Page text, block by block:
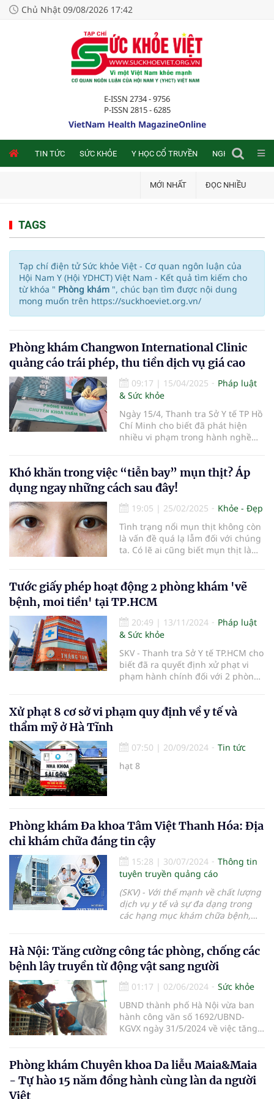
Chủ Nhật 09/08/2026 17:42
E-ISSN 2734 - 9756
P-ISSN 2815 - 6285
VietNam Health MagazineOnline
TIN TỨC SỨC KHỎE Y HỌC CỔ TRUYỀN NGHIÊN CỨU
MỚI NHẤT ĐỌC NHIỀU
TAGS
Tạp chí điện tử Sức khỏe Việt - Cơ quan ngôn luận của
Hội Nam Y (Hội YDHCT) Việt Nam - Kết quả tìm kiếm cho
từ khóa " Phòng khám ", chúc bạn tìm được nội dung
mong muốn trên https://suckhoeviet.org.vn/
Phòng khám Changwon International Clinic
quảng cáo trái phép, thu tiền dịch vụ giá cao
09:17 | 15/04/2025
Pháp luật
& Sức khỏe
Ngày 15/4, Thanh tra Sở Y tế TP Hồ
Chí Minh cho biết đã phát hiện
nhiều vi phạm trong hành nghề
sở thẩm mỹ có thông tin quảng
cáo “Changwon International
Clinic”…
Khó khăn trong việc “tiễn bay” mụn thịt? Áp
dụng ngay những cách sau đây!
19:05 | 25/02/2025
Khỏe - Đẹp
Tình trạng nổi mụn thịt không còn
là vấn đề quá lạ lẫm đối với chúng
ta. Có lẽ ai cũng biết mụn thịt là
ảnh hưởng đến vẻ bề ngoài. Nếu
bạn gặp khó khăn trong việc tìm
cách điều trị mụn thịt, h
Tước giấy phép hoạt động 2 phòng khám 'vẽ
bệnh, moi tiền' tại TP.HCM
20:49 | 13/11/2024
Pháp luật
& Sức khỏe
SKV - Thanh tra Sở Y tế TP.HCM cho
biết đã ra quyết định xử phạt vi
phạm hành chính đối với 2 phòng
sai phạm trong hoạt động khám
Xử phạt 8 cơ sở vi phạm quy định về y tế và
thẩm mỹ ở Hà Tĩnh
07:50 | 20/09/2024
Tin tức
hạt 8
Phòng khám Đa khoa Tâm Việt Thanh Hóa: Địa
chỉ khám chữa đáng tin cậy
15:28 | 30/07/2024
Thông tin
tuyên truyền quảng cáo
(SKV) - Với thế mạnh về chất lượng
dịch vụ y tế và sự đa dạng trong
các hạng mục khám chữa bệnh,
khám chữa uy tín, được nhiều
bệnh nhân tin tưởng giao phó sức
khỏe của mình.
Hà Nội: Tăng cường công tác phòng, chống các
bệnh lây truyền từ động vật sang người
01:17 | 02/06/2024
Sức khỏe
UBND thành phố Hà Nội vừa ban
hành công văn số 1692/UBND-
KGVX ngày 31/5/2024 về việc tăng
người năm 2024.
Phòng khám Chuyên khoa Da liễu Maia&Maia
- Tự hào 15 năm đồng hành cùng làn da người
Việt